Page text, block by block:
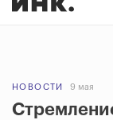
НОВОСТИ 9 мая